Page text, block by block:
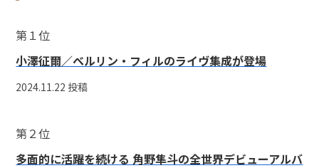
第１位
小澤征爾／ベルリン・フィルのライヴ集成が登場
2024.11.22 投稿
第２位
多面的に活躍を続ける 角野隼斗の全世界デビューアルバ